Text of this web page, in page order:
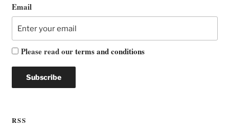
Email
Please read ourterms and conditions
RSS